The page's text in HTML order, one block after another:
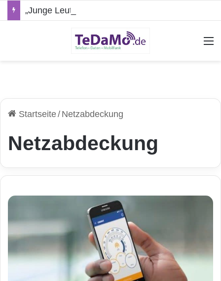
Startseite/ Netzabdeckung
Netzabdeckung